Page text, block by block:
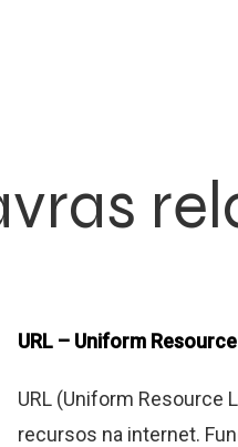
URL – Uniform
URL (Uniform Resource
recursos na internet.